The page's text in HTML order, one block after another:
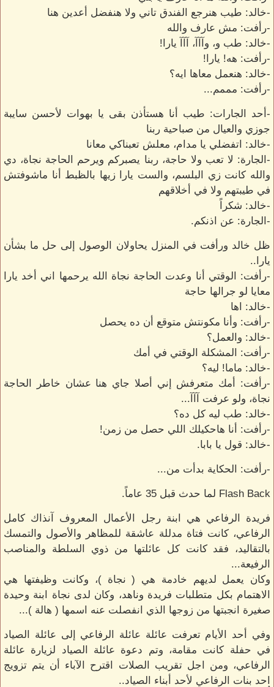
-خالد: طيب هنرجع الفندق تاني ولا هنفضل أعدين هنا
-رأفت: مش عارف والله
-خالد: طب و، وآآآ، آآآ يارا!
-رأفت: هه! يارا!
-خالد: هنعمل معاها ايه؟
-رأفت: مممم...
-أحد الجارات: طيب أنا هستأذن بقى يا بهوات لأحسن سايبة
جوزي والعيال من صباحية ربنا
-خالد: اتفضلي يا مدام، معلش تعبناكي معانا
-الجارة: لا تعب ولا حاجة، ربنا يصبركم ويرحم الحاجة نجاة، دي
والله كانت زي البلسم، والست يارا زيها بالظبط أنا ماشوفتش
في طيبتهم ولا في أخلاقهم
-خالد: شكراً
-الجارة: عن اذنكم.
ظل خالد ورأفت في المنزل يحاولان الوصول إلى حل ما بشأن
يارا..
-رأفت: الوقتي أنا وعدت الحاجة نجاة الله يرحمها اني أخد يارا
معايا لو جرالها حاجة
-خالد: اها
-رأفت: وأنا مكونتش متوقع أن ده يحصل
-خالد: والعمل؟
-رأفت: المشكلة الوقتي في أمك
-خالد: ماما! ليه؟
-رأفت: أمك متعرفش إني أصلا جاي هنا عشان خاطر الحاجة
نجاة، ولو عرفت آآآ...
-خالد: طب ليه كل ده؟
-رأفت: أنا هاحكيلك اللي حصل من زمن!
-خالد: قول يا بابا.
-رأفت: الحكاية بدأت من...
Flash Back لما حدث قبل 35 عاماً.
فريدة الرفاعي هي ابنة رجل الأعمال المعروف آنذاك كامل
الرفاعي، كانت فتاة مدللة عاشقة للمظاهر والأصول والتمسك
بالتقاليد، فقد كانت كل عائلتها من ذوي السلطة والمناصب
الرفيعة...
وكان يعمل لديهم خادمة هي ( نجاة )، وكانت وظيفتها هي
الاهتمام بكل متطلبات فريدة وناهد، وكان لدى نجاة ابنة وحيدة
صغيرة انجبتها من زوجها الذي انفصلت عنه اسمها ( هالة )...
وفي أحد الأيام تعرفت عائلة عائلة الرفاعي إلى عائلة الصياد
في حفلة كانت مقامة، وتم دعوة عائلة الصياد لزيارة عائلة
الرفاعي، ومن اجل تقريب الصلات اقترح الآباء أن يتم تزويج
احد بنات الرفاعي لأحد أبناء الصياد..